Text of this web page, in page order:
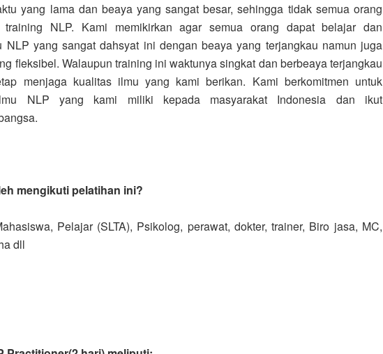
yang lama dan beaya yang sangat besar, sehingga tidak semua orang
training NLP. Kami memikirkan agar semua orang dapat belajar dan
NLP yang sangat dahsyat ini dengan beaya yang terjangkau namun juga
fleksibel. Walaupun training ini waktunya singkat dan berbeaya terjangkau
menjaga kualitas ilmu yang kami berikan. Kami berkomitmen untuk
NLP yang kami miliki kepada masyarakat Indonesia dan ikut
mengikuti pelatihan ini?
Pelajar (SLTA), Psikolog, perawat, dokter, trainer, Biro jasa, MC,
dll